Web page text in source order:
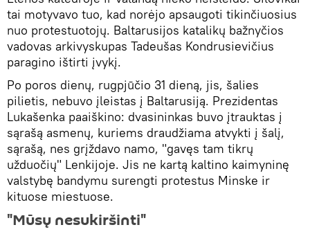
tai motyvavo tuo, kad norėjo apsaugoti tikinčiuosius
nuo protestuotojų. Baltarusijos katalikų bažnyčios
vadovas arkivyskupas Tadeušas Kondrusievičius
paragino ištirti įvykį.
Po poros dienų, rugpjūčio 31 dieną, jis, šalies
pilietis, nebuvo įleistas į Baltarusiją. Prezidentas
Lukašenka paaiškino: dvasininkas buvo įtrauktas į
sąrašą asmenų, kuriems draudžiama atvykti į šalį,
sąrašą, nes grįždavo namo, "gavęs tam tikrų
užduočių" Lenkijoje. Jis ne kartą kaltino kaimyninę
valstybę bandymu surengti protestus Minske ir
kituose miestuose.
"Mūsų nesukiršinti"